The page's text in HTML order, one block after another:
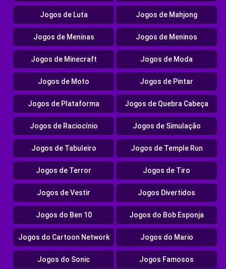
Jogos de Luta Jogos de Mahjong
Jogos de Meninas Jogos de Meninos
Jogos de Minecraft Jogos de Moda
Jogos de Moto Jogos de Pintar
Jogos de Plataforma Jogos de Quebra Cabeça
Jogos de Raciocínio Jogos de Simulação
Jogos de Tabuleiro Jogos de Temple Run
Jogos de Terror Jogos de Tiro
Jogos de Vestir Jogos Divertidos
Jogos do Ben 10 Jogos do Bob Esponja
Jogos do Cartoon Network Jogos do Mario
Jogos do Sonic Jogos Famosos